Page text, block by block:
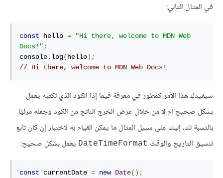
في المثال التالي:
const hello =
"Hi there, welcome to MDN Web
Docs!" ;
console. log( hello);
// Hi there, welcome to MDN Web Docs!
سيفيدك هذا الأمر كمطور في معرفة فيما إذا الكود الذي تكتبه يعمل
بشكل صحيح أم لا من خلال عرض الخرج الناتج من الكود وجعله مرئيًا
بالنسبة لك، إليك على سبيل المثال ما يمكن القيام به لاختبار إن كان تابع
تنسيق التاريخ والوقت DateTimeFormat يعمل بشكل صحيح:
const currentDate = new Date();